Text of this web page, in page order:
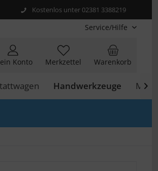
Kostenlos unter 02381 3388219
Service/Hilfe
Warenkorb
Merkzettel
Konto
Handwerkzeuge 